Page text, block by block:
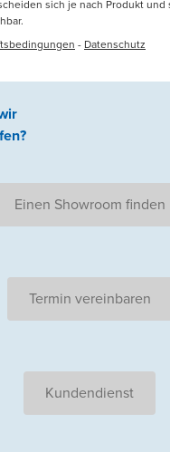
sich je nach Produkt und
- Datenschutz
?
Einen Showroom finden
Termin vereinbaren
Kundendienst